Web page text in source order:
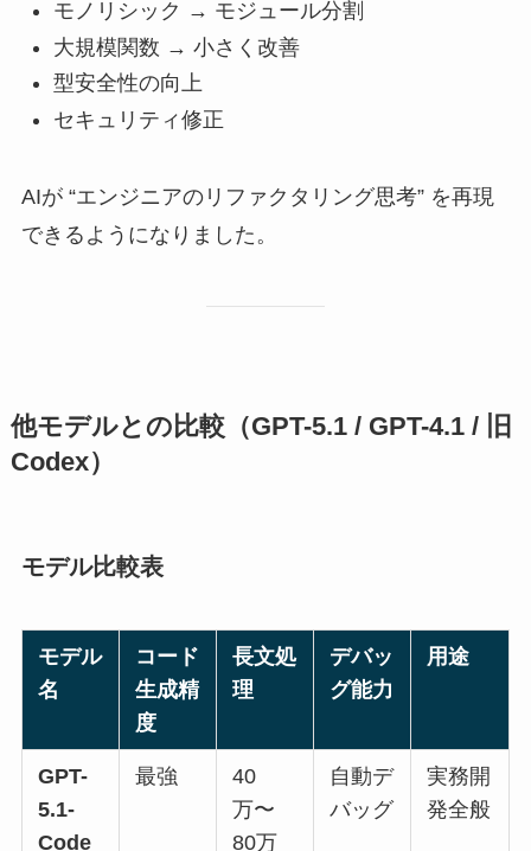
モノリシック → モジュール分割
大規模関数 → 小さく改善
型安全性の向上
セキュリティ修正
AIが “エンジニアのリファクタリング思考” を再現
できるようになりました。
他モデルとの比較（GPT-5.1 / GPT-4.1 / 旧
Codex）
モデル比較表
モデル
名
コード
生成精
度
長文処
理
デバッ
グ能力
用途
GPT-
5.1-
Code
最強
40
万〜
80万
自動デ
バッグ
実務開
発全般